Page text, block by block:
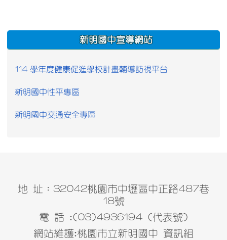
:::
新明國中宣導網站
114 學年度健康促進學校計畫輔導訪視平台
新明國中性平專區
新明國中交通安全專區
地 址：32042桃園市中壢區中正路487巷
18號
電 話 :(03)4936194 (代表號)
網站維護:桃園市立新明國中 資訊組